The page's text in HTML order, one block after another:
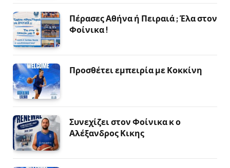
Πέρασες Αθήνα ή Πειραιά ; Έλα στον
Φοίνικα !
Προσθέτει εμπειρία με Κοκκίνη
Συνεχίζει στον Φοίνικα κ ο
Αλέξανδρος Κικης